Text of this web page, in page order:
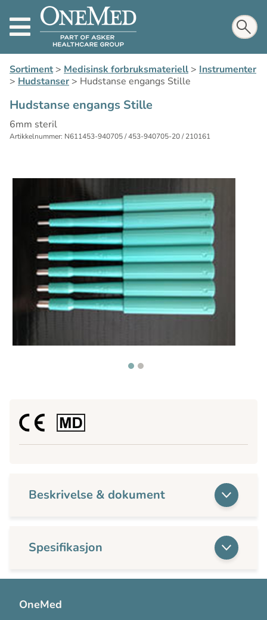
Sortiment> Medisinsk forbruksmateriell> Instrumenter
> Hudstanser> Hudstanse engangs Stille
Hudstanse engangs Stille
6mm steril
Artikkelnummer: N611453-940705 / 453-940705-20 / 210161
Beskrivelse & dokument
Spesifikasjon
OneMed